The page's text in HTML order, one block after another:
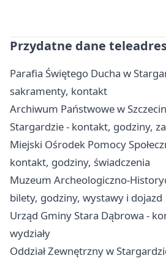
Przydatne dane
Parafia Świętego Ducha w
sakramenty, kontakt
Archiwum Państwowe w
Stargardzie - kontakt, godziny,
Miejski Ośrodek Pomocy
kontakt, godziny, świadczenia
Muzeum Archeologiczno-
bilety, godziny, wystawy i dojazd
Urząd Gminy Stara Dąbrowa -
wydziały
Oddział Zewnętrzny w